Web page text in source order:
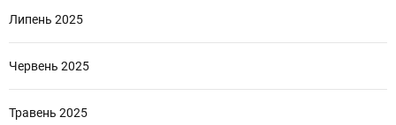
Липень 2025
Червень 2025
Травень 2025